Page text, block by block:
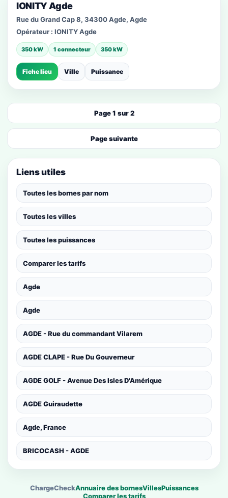
IONITY Agde
Rue du Grand Cap 8, 34300 Agde, Agde
Opérateur : IONITY Agde
350 kW 1 connecteur 350 kW
Fiche lieu Ville Puissance
Page 1 sur 2
Page suivante
Liens utiles
Toutes les bornes par nom
Toutes les villes
Toutes les puissances
Comparer les tarifs
Agde
Agde
AGDE - Rue du commandant Vilarem
AGDE CLAPE - Rue Du Gouverneur
AGDE GOLF - Avenue Des Isles D'Amérique
AGDE Guiraudette
Agde, France
BRICOCASH - AGDE
ChargeCheckAnnuaire des bornesVillesPuissances
Comparer les tarifs